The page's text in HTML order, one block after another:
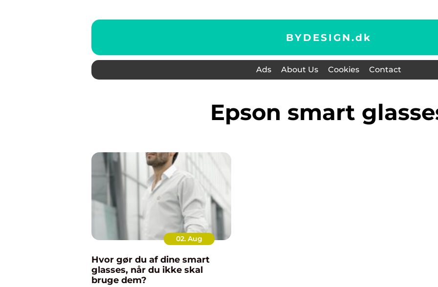
BYDESIGN.dk
Ads About Us Cookies Contact
epson smart
02. Aug
Hvor gør du af dine smart
glasses, når du ikke skal
bruge dem?